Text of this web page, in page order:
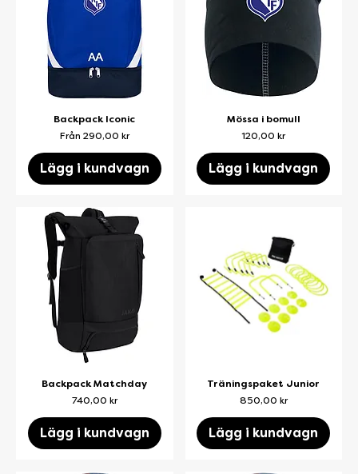
Backpack Iconic
Från 290,00 kr
Reapris
Lägg i kundvagn
Mössa i bomull
Pris
120,00 kr
Lägg i kundvagn
Backpack Matchday
Pris
740,00 kr
Lägg i kundvagn
Träningspaket Junior
Pris
850,00 kr
Lägg i kundvagn